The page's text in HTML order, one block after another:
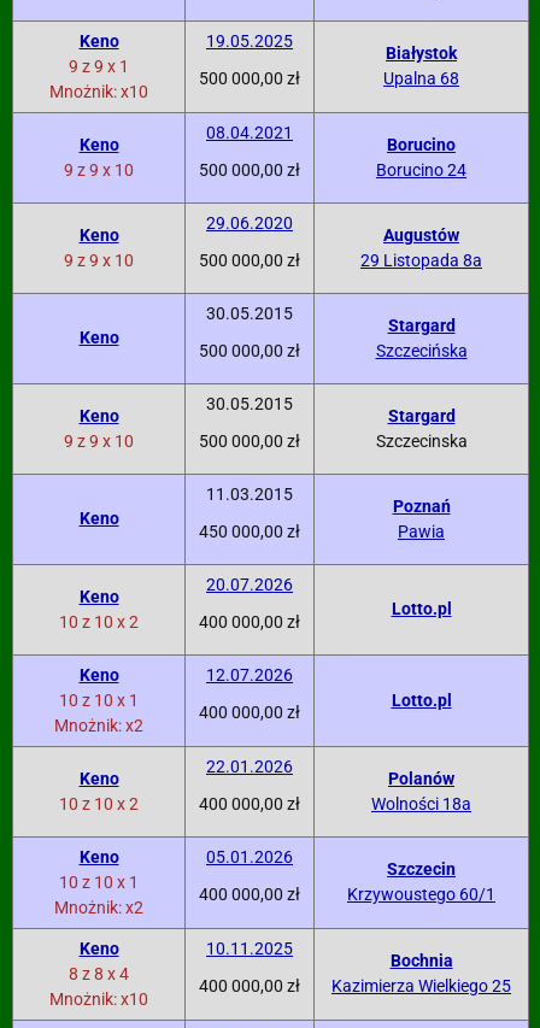
Keno
9 z 9 x 1
Mnożnik: x10
19.05.2025
500 000,00 zł
Białystok
Upalna 68
Keno
9 z 9 x 10
08.04.2021
500 000,00 zł
Borucino
Borucino 24
Keno
9 z 9 x 10
29.06.2020
500 000,00 zł
Augustów
29 Listopada 8a
Keno
30.05.2015
500 000,00 zł
Stargard
Szczecińska
Keno
9 z 9 x 10
30.05.2015
500 000,00 zł
Stargard
Szczecinska
Keno
11.03.2015
450 000,00 zł
Poznań
Pawia
Keno
10 z 10 x 2
20.07.2026
400 000,00 zł
Lotto.pl
Keno
10 z 10 x 1
Mnożnik: x2
12.07.2026
400 000,00 zł
Lotto.pl
Keno
10 z 10 x 2
22.01.2026
400 000,00 zł
Polanów
Wolności 18a
Keno
10 z 10 x 1
Mnożnik: x2
05.01.2026
400 000,00 zł
Szczecin
Krzywoustego 60/1
Keno
8 z 8 x 4
Mnożnik: x10
10.11.2025
400 000,00 zł
Bochnia
Kazimierza Wielkiego 25